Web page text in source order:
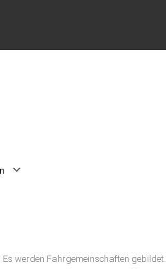
werden Fahrgemeinschaften gebildet.